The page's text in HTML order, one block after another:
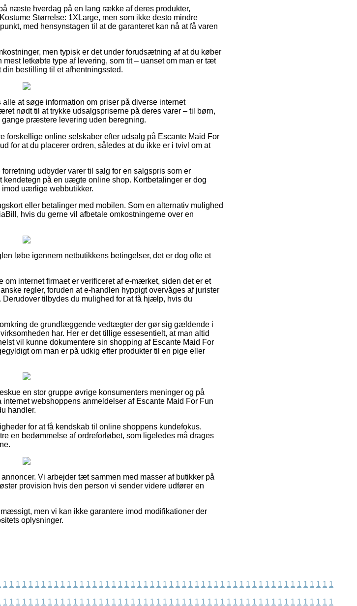
næste hverdag på en lang række af deres produkter,
Størrelse: 1XLarge, men som ikke desto mindre
med hensynstagen til at de garanteret kan nå at få varen
men typisk er det under forudsætning af at du køber
letkøbte type af levering, som tit – uanset om man er tæt
bestilling til et afhentningssted.
at søge information om priser på diverse internet
nødt til at trykke udsalgspriserne på deres varer – til børn,
præstere levering uden beregning.
forskellige online selskaber efter udsalg på Escante Maid For
for at du placerer ordren, således at du ikke er i tvivl om at
udbyder varer til salg for en salgspris som er
på en uægte online shop. Kortbetalinger er dog
uærlige webbutikker.
eller betalinger med mobilen. Som en alternativ mulighed
hvis du gerne vil afbetale omkostningerne over en
løbe igennem netbutikkens betingelser, det er dog ofte et
internet firmaet er verificeret af e-mærket, siden det er et
regler, foruden at e-handlen hyppigt overvåges af jurister
tilbydes du mulighed for at få hjælp, hvis du
de grundlæggende vedtægter der gør sig gældende i
har. Her er det tillige essesentielt, at man altid
vil kunne dokumentere sin shopping af Escante Maid For
om man er på udkig efter produkter til en pige eller
en stor gruppe øvrige konsumenters meninger og på
webshoppens anmeldelser af Escante Maid For Fun
handler.
for at få kendskab til online shoppens kundefokus.
en bedømmelse af ordreforløbet, som ligeledes må drages
Vi arbejder tæt sammen med masser af butikker på
provision hvis den person vi sender videre udfører en
men vi kan ikke garantere imod modifikationer der
oplysninger.
1 1 1 1 1 1 1 1 1 1 1 1 1 1 1 1 1 1 1 1 1 1 1 1 1 1 1 1 1 1 1 1 1 1 1 1 1 1 1 1 1 1 1 1 1 1 1 1 1 1 1 1
1 1 1 1 1 1 1 1 1 1 1 1 1 1 1 1 1 1 1 1 1 1 1 1 1 1 1 1 1 1 1 1 1 1 1 1 1 1 1 1 1 1 1 1 1 1 1 1 1 1 1 1